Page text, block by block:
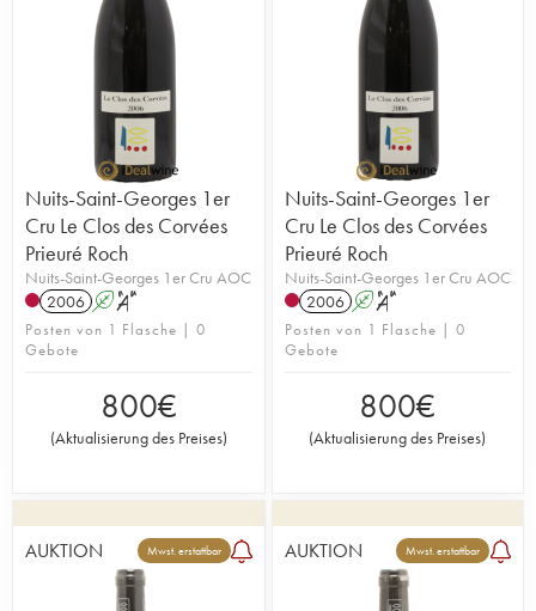
Nuits-Saint-Georges 1er
Cru Le Clos des Corvées
Prieuré Roch
Nuits-Saint-Georges 1er Cru AOC
2006 A S
Posten von 1 Flasche | 0
Gebote
800€
(Aktualisierung des Preises)
Nuits-Saint-Georges 1er
Cru Le Clos des Corvées
Prieuré Roch
Nuits-Saint-Georges 1er Cru AOC
2006 A S
Posten von 1 Flasche | 0
Gebote
800€
(Aktualisierung des Preises)
AUKTION Mwst. erstattbar AUKTION Mwst. erstattbar